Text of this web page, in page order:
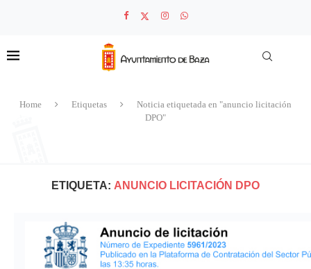
Home Etiquetas
Noticia etiquetada en "anuncio licitación
DPO"
ETIQUETA: ANUNCIO LICITACIÓN DPO